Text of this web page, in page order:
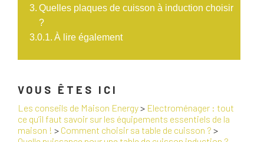
Quelles plaques de cuisson à induction choisir
?
À lire également
VOUS ÊTES ICI
Les conseils de Maison Energy> Electroménager : tout
ce qu’il faut savoir sur les équipements essentiels de la
maison ! > Comment choisir sa table de cuisson ? >